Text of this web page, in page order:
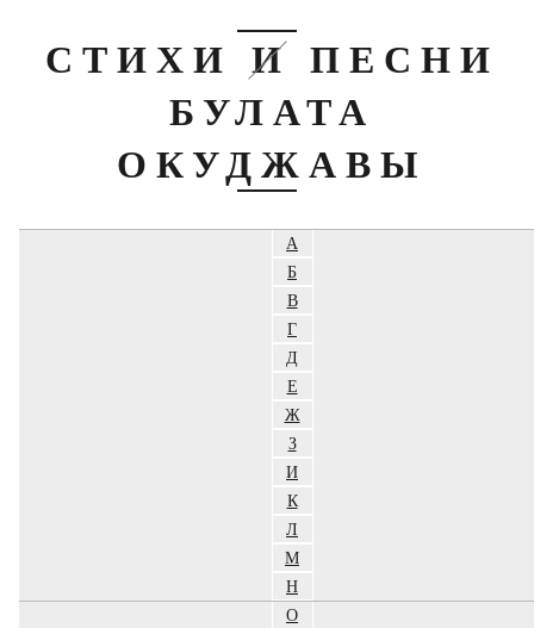
СТИХИ И ПЕСНИ
БУЛАТА
ОКУДЖАВЫ
А
Б
В
Г
Д
Е
Ж
З
И
К
Л
М
Н
О